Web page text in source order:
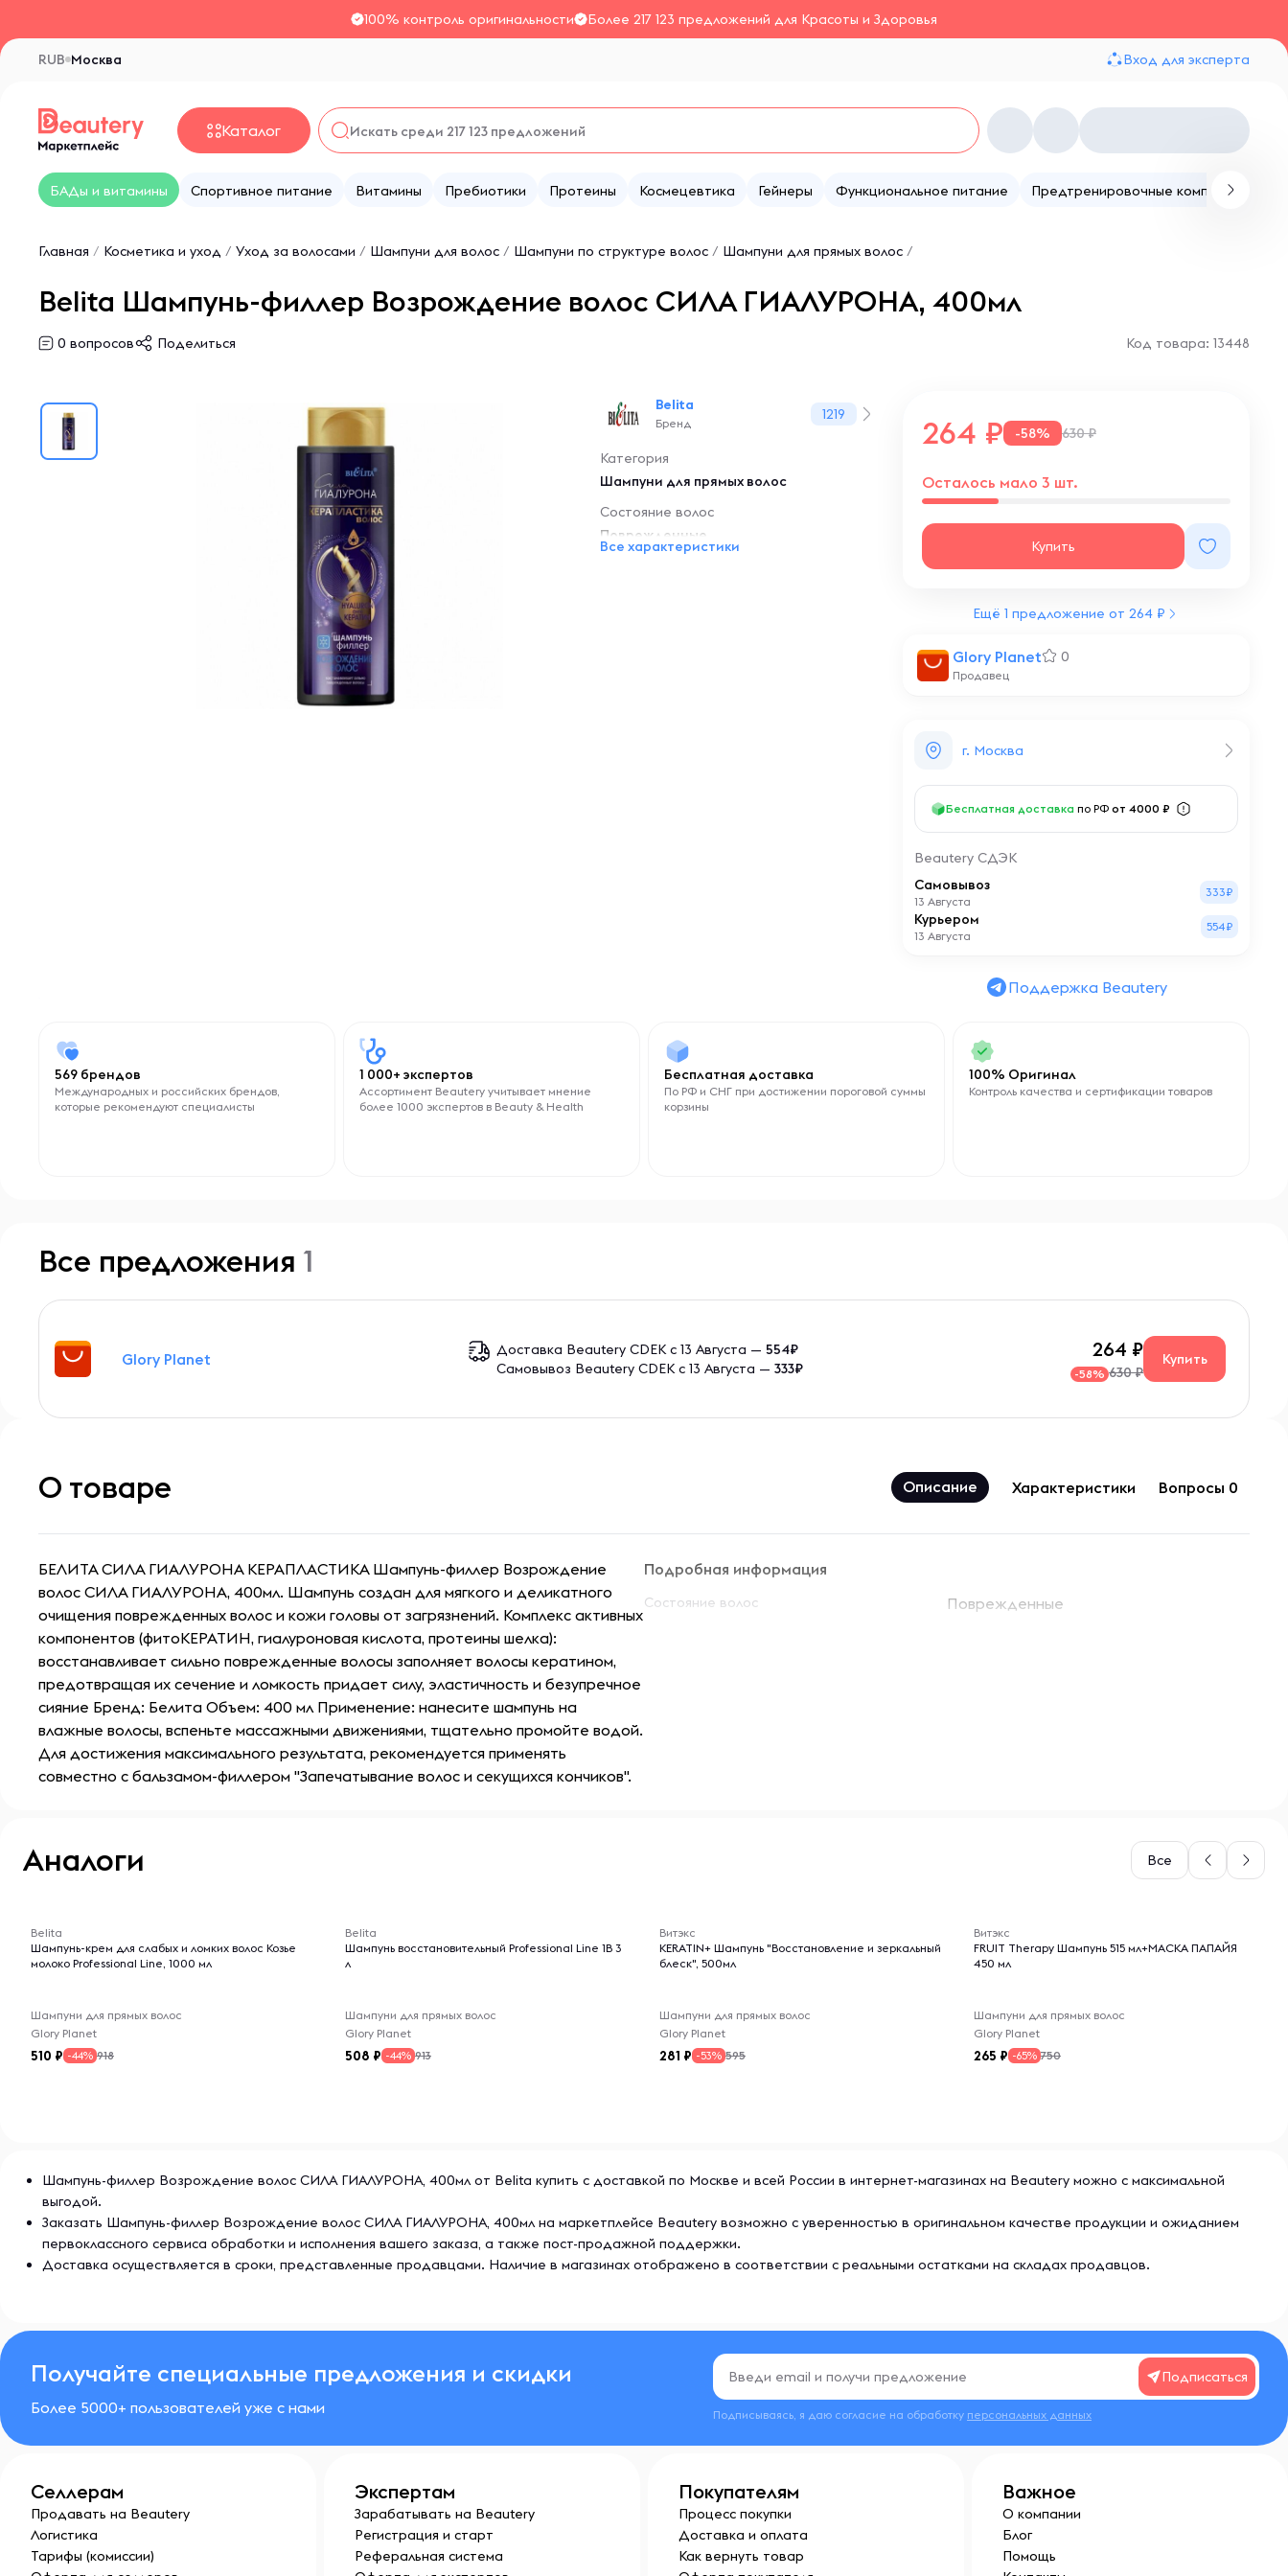
100% контроль оригинальности Более 217 123 предложений для Красоты и Здоровья
Москва
RUB Вход для эксперта
Каталог
БАДы и витамины Спортивное питание Витамины Пребиотики Протеины Космецевтика Гейнеры Функциональное питание Предтренировочные комплексы
Главная / Косметика и уход / Уход за волосами / Шампуни для волос / Шампуни по структуре волос / Шампуни для прямых волос /
Belita Шампунь-филлер Возрождение волос СИЛА ГИАЛУРОНА, 400мл
0 вопросов Поделиться Код товара: 13448
Belita
Бренд
1219
Категория
Шампуни для прямых волос
Состояние волос
Поврежденные
Все характеристики
Glory Planet 0
Продавец
264 -58% 630 ₽
Осталось мало 3 шт.
Купить
г. Москва
Бесплатная доставка по РФ от 4000 ₽
Beautery СДЭК
Самовывоз
13 Августа
333₽
Курьером
13 Августа
554₽
Ещё 1 предложение от 264 ₽
Поддержка Beautery
569 брендов
Международных и российских брендов,
которые рекомендуют специалисты
1 000+ экспертов
Ассортимент Beautery учитывает мнение
более 1000 экспертов в Beauty & Health
Бесплатная доставка
По РФ и СНГ при достижении пороговой суммы
корзины
100% Оригинал
Контроль качества и сертификации товаров
Все предложения 1
Glory Planet Доставка Beautery CDEK с 13 Августа —554₽
Самовывоз Beautery CDEK с 13 Августа —333₽
264
-58% 630 ₽
Купить
О товаре Описание Характеристики Вопросы 0
БЕЛИТА СИЛА ГИАЛУРОНА КЕРАПЛАСТИКА Шампунь-филлер Возрождение
волос СИЛА ГИАЛУРОНА, 400мл. Шампунь создан для мягкого и деликатного
очищения поврежденных волос и кожи головы от загрязнений. Комплекс активных
компонентов (фитоКЕРАТИН, гиалуроновая кислота, протеины шелка):
восстанавливает сильно поврежденные волосы заполняет волосы кератином,
предотвращая их сечение и ломкость придает силу, эластичность и безупречное
сияние Бренд: Белита Объем: 400 мл Применение: нанесите шампунь на
влажные волосы, вспеньте массажными движениями, тщательно промойте водой.
Для достижения максимального результата, рекомендуется применять
совместно с бальзамом-филлером "Запечатывание волос и секущихся кончиков".
Подробная информация
Состояние волос Поврежденные
Аналоги Все
Belita
Шампунь-крем для слабых и ломких волос Козье
молоко Professional Line, 1000 мл
Шампуни для прямых волос
Glory Planet
510 -44% 918
Belita
Шампунь восстановительный Professional Line 1В 3
л
Шампуни для прямых волос
Glory Planet
508 -44% 913
Витэкс
KERATIN+ Шампунь "Восстановление и зеркальный
блеск", 500мл
Шампуни для прямых волос
Glory Planet
281 -53% 595
Витэкс
FRUIT Therapy Шампунь 515 мл+МАСКА ПАПАЙЯ
450 мл
Шампуни для прямых волос
Glory Planet
265 -65% 750
Шампунь-филлер Возрождение волос СИЛА ГИАЛУРОНА, 400мл от Belita купить с доставкой по Москве и всей России в интернет-магазинах на Beautery можно с максимальной
выгодой.
Заказать Шампунь-филлер Возрождение волос СИЛА ГИАЛУРОНА, 400мл на маркетплейсе Beautery возможно с уверенностью в оригинальном качестве продукции и ожиданием
первоклассного сервиса обработки и исполнения вашего заказа, а также пост-продажной поддержки.
Доставка осуществляется в сроки, представленные продавцами. Наличие в магазинах отображено в соответствии с реальными остатками на складах продавцов.
Получайте специальные предложения и скидки
Более 5000+ пользователей уже с нами
Подписаться
Подписываясь, я даю согласие на обработку персональных данных
Селлерам
Продавать на Beautery
Логистика
Тарифы (комиссии)
Экспертам
Зарабатывать на Beautery
Регистрация и старт
Реферальная система
Покупателям
Процесс покупки
Доставка и оплата
Как вернуть товар
Важное
О компании
Блог
Помощь